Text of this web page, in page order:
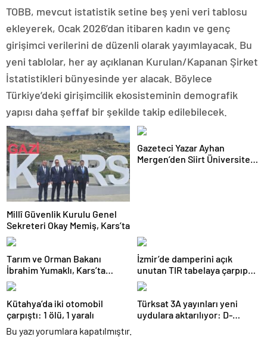
TOBB, mevcut istatistik setine beş yeni veri tablosu
ekleyerek, Ocak 2026’dan itibaren kadın ve genç
girişimci verilerini de düzenli olarak yayımlayacak. Bu
yeni tablolar, her ay açıklanan Kurulan/Kapanan Şirket
İstatistikleri bünyesinde yer alacak. Böylece
Türkiye’deki girişimcilik ekosisteminin demografik
yapısı daha şeffaf bir şekilde takip edilebilecek.
Millî Güvenlik Kurulu Genel
Sekreteri Okay Memiş, Kars’ta
Gazeteci Yazar Ayhan
Mergen’den Siirt Üniversitesi
Tarım ve Orman Bakanı
İbrahim Yumaklı, Kars’ta
Esnafla Buluştu
İzmir’de damperini açık
unutan TIR tabelaya çarpıp
devrildi: 1 yaralı
Kütahya’da iki otomobil
çarpıştı: 1 ölü, 1 yaralı
Türksat 3A yayınları yeni
uydulara aktarılıyor: D-
Bu yazı yorumlara kapatılmıştır.